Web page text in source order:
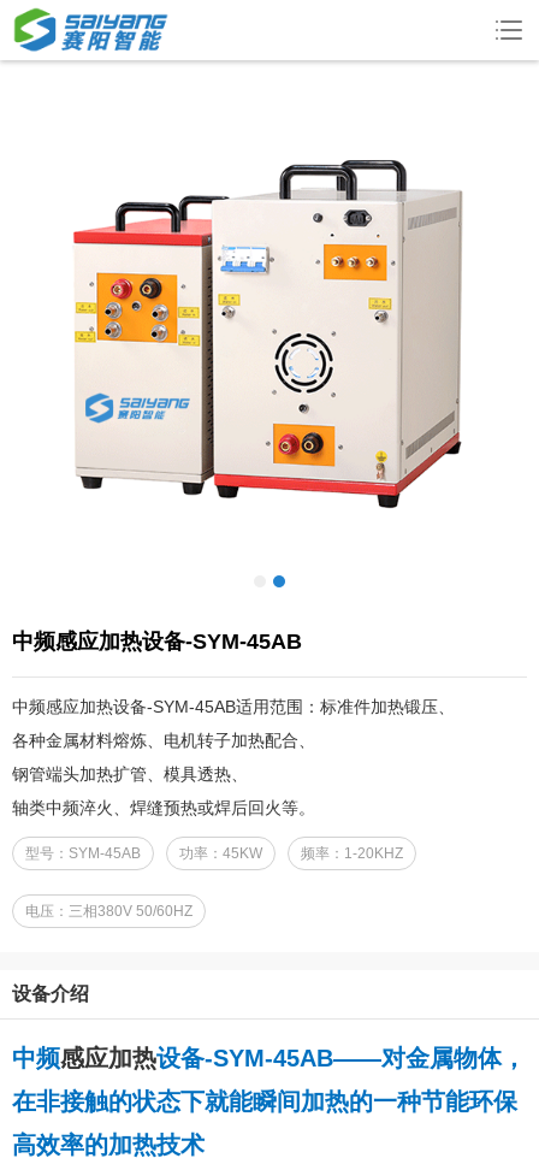
中频感应加热设备-SYM-45AB
中频感应加热设备-SYM-45AB适用范围：标准件加热锻压、
各种金属材料熔炼、电机转子加热配合、
钢管端头加热扩管、模具透热、
轴类中频淬火、焊缝预热或焊后回火等。
型号：SYM-45AB 功率：45KW 频率：1-20KHZ
电压：三相380V 50/60HZ
设备介绍
中频感应加热设备-SYM-45AB——对金属物体，
在非接触的状态下就能瞬间加热的一种节能环保
高效率的加热技术